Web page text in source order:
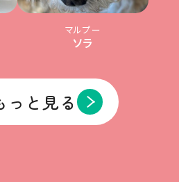
マルプー
ソラ
っと見る